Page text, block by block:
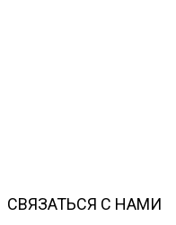
СВЯЗАТЬСЯ С НАМИ